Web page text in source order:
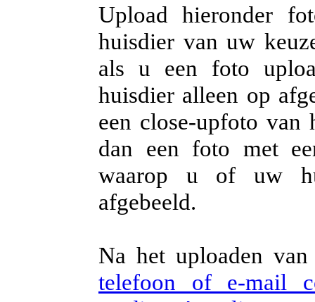
Upload hieronder
huisdier van uw
als u een foto
huisdier alleen op
een close-upfoto van
dan een foto met
waarop u of uw
afgebeeld.
Na het uploaden
telefoon of e-mail